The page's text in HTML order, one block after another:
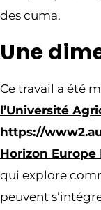
des cuma.
Une
Ce travail a été
l’Université
https://
Horizon
qui explore
peuvent